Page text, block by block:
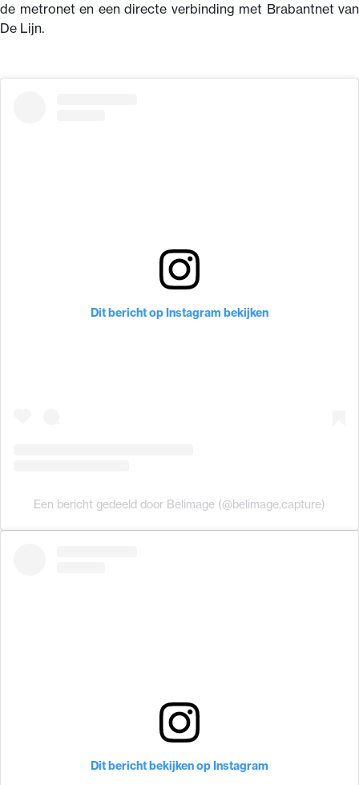
de metronet en een directe verbinding met Brabantnet van
De Lijn.
Dit bericht op Instagram bekijken
Een bericht gedeeld door Belimage (@belimage.capture)
Dit bericht bekijken op Instagram